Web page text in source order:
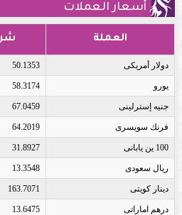
أسعار العملات
العملة
دولار أمريكى 50.1353
يورو 58.3174
جنيه إسترلينى 67.0459
فرنك سويسرى 64.2019
100 ين يابانى 31.8927
ريال سعودى 13.3548
دينار كويتى 163.7071
درهم اماراتى 13.6475